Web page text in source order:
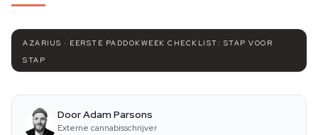
AZARIUS · EERSTE PADDOKWEEK CHECKLIST: STAP VOOR
STAP
Door Adam Parsons
Externe cannabisschrijver